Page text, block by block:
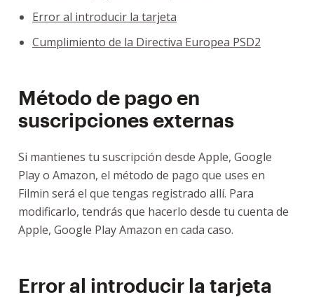
Error al introducir la tarjeta
Cumplimiento de la Directiva Europea PSD2
Método de pago en
suscripciones externas
Si mantienes tu suscripción desde Apple, Google
Play o Amazon, el método de pago que uses en
Filmin será el que tengas registrado allí. Para
modificarlo, tendrás que hacerlo desde tu cuenta de
Apple, Google Play Amazon en cada caso.
Error al introducir la tarjeta